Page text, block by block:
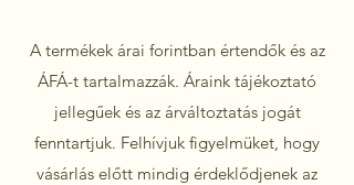
A termékek árai forintban értendők és az
ÁFÁ-t tartalmazzák. Áraink tájékoztató
jellegűek és az árváltoztatás jogát
fenntartjuk. Felhívjuk figyelmüket, hogy
vásárlás előtt mindig érdeklődjenek az